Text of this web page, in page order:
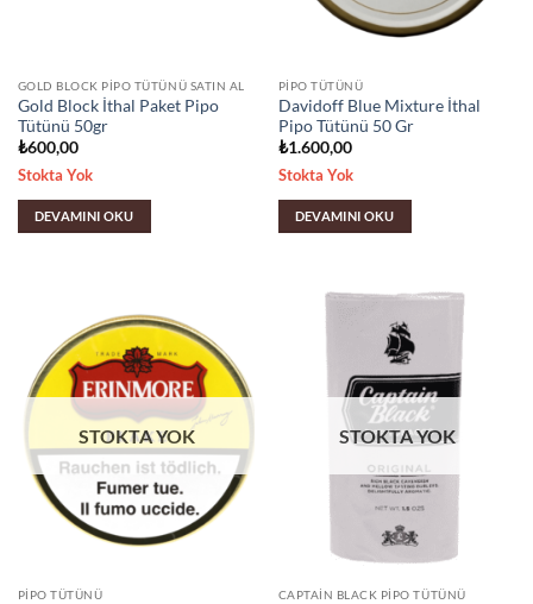
GOLD BLOCK PIPO TÜTÜNÜ SATIN AL
Gold Block İthal Paket Pipo
Tütünü 50gr
₺600,00
Stokta Yok
DEVAMINI OKU
PIPO TÜTÜNÜ
Davidoff Blue Mixture İthal
Pipo Tütünü 50 Gr
₺1.600,00
Stokta Yok
DEVAMINI OKU
STOKTA YOK
PIPO TÜTÜNÜ
STOKTA YOK
CAPTAIN BLACK PIPO TÜTÜNÜ